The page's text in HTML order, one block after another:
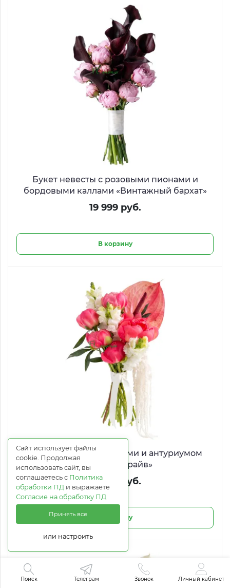
Букет невесты с розовыми пионами и
бордовыми каллами «Винтажный бархат»
19 999 руб.
В корзину
Букет невесты с пионами и антуриумом
«Розовый драйв»
17 899 руб.
В корзину
Поиск Телеграм Звонок Личный кабинет
Сайт использует файлы
cookie. Продолжая
использовать сайт, вы
соглашаетесь с Политика
обработки ПД и выражаете
Согласие на обработку ПД
Принять все
или настроить